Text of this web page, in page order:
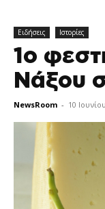
Ειδήσεις Ιστορίες
1o
Νάξου
NewsRoom - 10